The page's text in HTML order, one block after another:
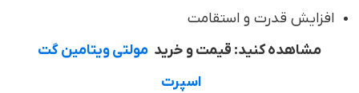
افزایش قدرت و استقامت
مشاهده کنید: قیمت و خرید مولتی‌ ویتامین گت
اسپرت